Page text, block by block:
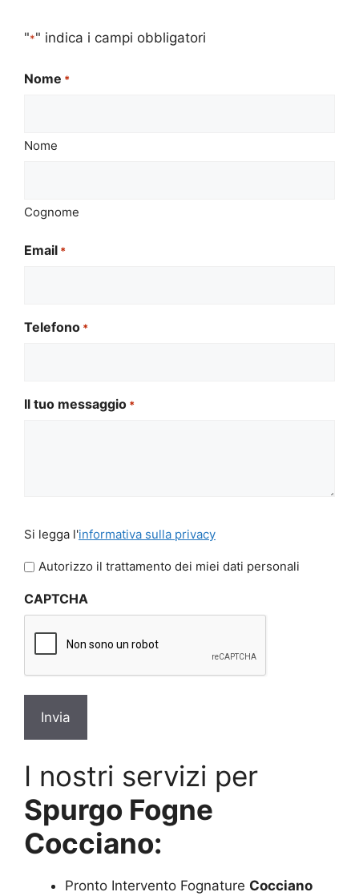
"*" indica i campi obbligatori
Nome *
Nome
Cognome
Email *
Telefono *
Il tuo messaggio *
legga
l'informativa
privacy
Si legga l'informativa sulla privacy
Autorizzo il trattamento dei miei dati personali
CAPTCHA
I nostri servizi per
Spurgo Fogne
Cocciano:
Pronto Intervento Fognature Cocciano